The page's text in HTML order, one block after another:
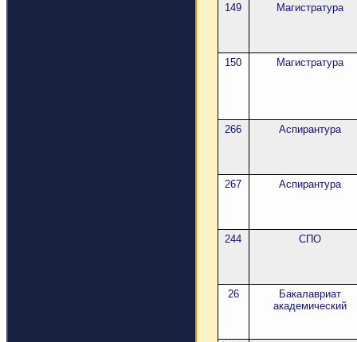
149 Магистратура
150 Магистратура
266 Аспирантура
267 Аспирантура
244 СПО
26
Бакалавриат
академический